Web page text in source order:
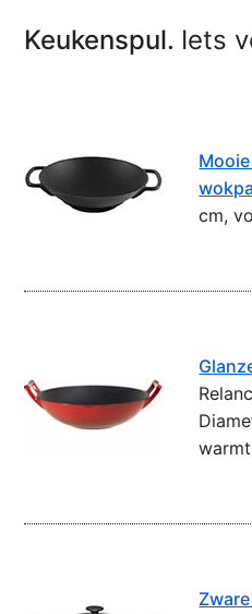
Keukenspul. Iets
cm,